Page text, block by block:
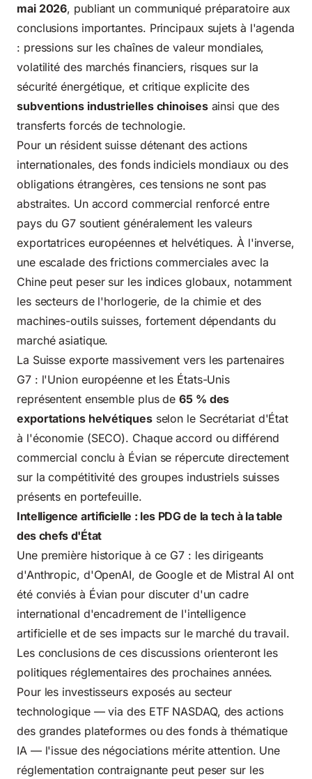
mai 2026, publiant un communiqué préparatoire aux
conclusions importantes. Principaux sujets à l'agenda
: pressions sur les chaînes de valeur mondiales,
volatilité des marchés financiers, risques sur la
sécurité énergétique, et critique explicite des
subventions industrielles chinoisesainsi que des
transferts forcés de technologie.
Pour un résident suisse détenant des actions
internationales, des fonds indiciels mondiaux ou des
obligations étrangères, ces tensions ne sont pas
abstraites. Un accord commercial renforcé entre
pays du G7 soutient généralement les valeurs
exportatrices européennes et helvétiques. À l'inverse,
une escalade des frictions commerciales avec la
Chine peut peser sur les indices globaux, notamment
les secteurs de l'horlogerie, de la chimie et des
machines-outils suisses, fortement dépendants du
marché asiatique.
La Suisse exporte massivement vers les partenaires
G7 : l'Union européenne et les États-Unis
représentent ensemble plus de65 % des
exportations helvétiquesselon le Secrétariat d'État
à l'économie (SECO). Chaque accord ou différend
commercial conclu à Évian se répercute directement
sur la compétitivité des groupes industriels suisses
présents en portefeuille.
Intelligence artificielle : les PDG de la tech à la table
des chefs d'État
Une première historique à ce G7 : les dirigeants
d'Anthropic, d'OpenAI, de Google et de Mistral AI ont
été conviés à Évian pour discuter d'un cadre
international d'encadrement de l'intelligence
artificielle et de ses impacts sur le marché du travail.
Les conclusions de ces discussions orienteront les
politiques réglementaires des prochaines années.
Pour les investisseurs exposés au secteur
technologique — via des ETF NASDAQ, des actions
des grandes plateformes ou des fonds à thématique
IA — l'issue des négociations mérite attention. Une
réglementation contraignante peut peser sur les